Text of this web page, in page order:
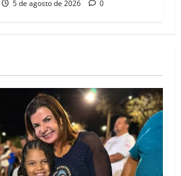
5 de agosto de 2026 0